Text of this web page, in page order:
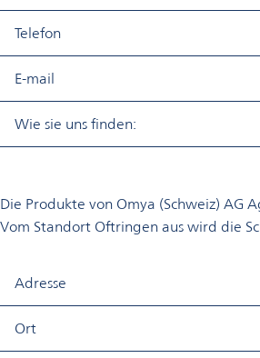
​Telefon
​E-mail
​Wie sie uns finden:
Die Produkte von Omya (Schweiz) AG
Vom Standort Oftringen aus wird die
​Adresse
​Ort